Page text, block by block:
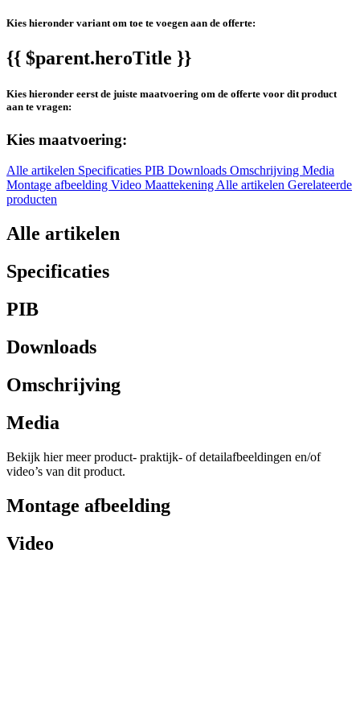
Kies hieronder variant om toe te voegen aan de offerte:
{{ $parent.heroTitle }}
Kies hieronder eerst de juiste maatvoering om de offerte voor dit product
aan te vragen:
Kies maatvoering:
Alle artikelen Specificaties PIB Downloads Omschrijving Media
Montage afbeelding Video MaattekeningAlle artikelen Gerelateerde
producten
Alle artikelen
Specificaties
PIB
Downloads
Omschrijving
Media
Bekijk hier meer product- praktijk- of detailafbeeldingen en/of
video’s van dit product.
Montage afbeelding
Video